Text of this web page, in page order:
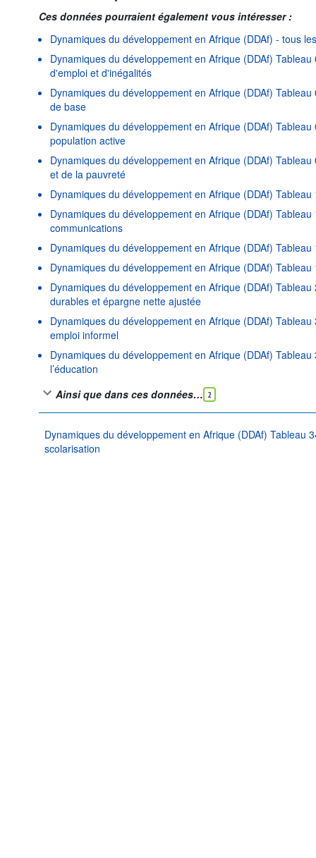
Ces données pourraient également vous intéresser :
Dynamiques du développement en Afrique (DDAf) - tous
Dynamiques du développement en Afrique (DDAf)
d'emploi et d'inégalités
Dynamiques du développement en Afrique (DDAf)
de base
Dynamiques du développement en Afrique (DDAf)
population active
Dynamiques du développement en Afrique (DDAf)
et de la pauvreté
Dynamiques du développement en Afrique (DDAf)
Dynamiques du développement en Afrique (DDAf)
communications
Dynamiques du développement en Afrique (DDAf)
Dynamiques du développement en Afrique (DDAf)
Dynamiques du développement en Afrique (DDAf)
durables et épargne nette ajustée
Dynamiques du développement en Afrique (DDAf)
emploi informel
Dynamiques du développement en Afrique (DDAf)
l’éducation
Ainsi que dans ces données… 2
Dynamiques du développement en Afrique (DDAf) Tableau
scolarisation